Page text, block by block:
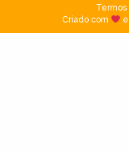
Termos|
Criado com
e